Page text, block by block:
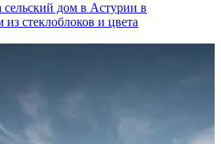
сельский дом в Астурии в
стеклоблоков и цвета